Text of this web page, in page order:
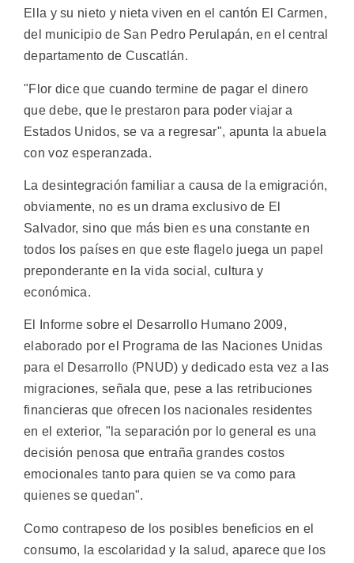
Ella y su nieto y nieta viven en el cantón El Carmen,
del municipio de San Pedro Perulapán, en el central
departamento de Cuscatlán.
"Flor dice que cuando termine de pagar el dinero
que debe, que le prestaron para poder viajar a
Estados Unidos, se va a regresar", apunta la abuela
con voz esperanzada.
La desintegración familiar a causa de la emigración,
obviamente, no es un drama exclusivo de El
Salvador, sino que más bien es una constante en
todos los países en que este flagelo juega un papel
preponderante en la vida social, cultura y
económica.
El Informe sobre el Desarrollo Humano 2009,
elaborado por el Programa de las Naciones Unidas
para el Desarrollo (PNUD) y dedicado esta vez a las
migraciones, señala que, pese a las retribuciones
financieras que ofrecen los nacionales residentes
en el exterior, "la separación por lo general es una
decisión penosa que entraña grandes costos
emocionales tanto para quien se va como para
quienes se quedan".
Como contrapeso de los posibles beneficios en el
consumo, la escolaridad y la salud, aparece que los